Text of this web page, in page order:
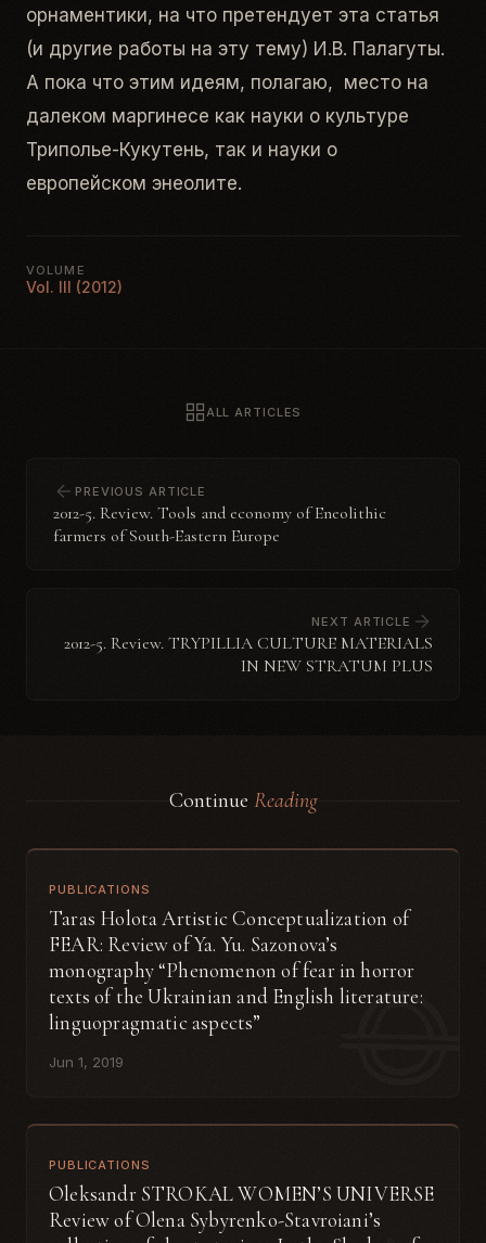
орнаментики, на что претендует эта статья
(и другие работы на эту тему) И.В. Палагуты.
А пока что этим идеям, полагаю, место на
далеком маргинесе как науки о культуре
Триполье-Кукутень, так и науки о
европейском энеолите.
VOLUME
Vol. III (2012)
PREVIOUS ARTICLE
2012-5. Review. Tools and economy of Eneolithic
farmers of South-Eastern Europe
ALL ARTICLES
NEXT ARTICLE
2012-5. Review. TRYPILLIA CULTURE MATERIALS
IN NEW STRATUM PLUS
Continue Reading
PUBLICATIONS
Taras Holota Artistic Conceptualization of
FEAR: Review of Ya. Yu. Sazonova’s
monography “Phenomenon of fear in horror
texts of the Ukrainian and English literature:
linguopragmatic aspects”
Jun 1, 2019
PUBLICATIONS
Oleksandr STROKAL WOMEN’S UNIVERSE
Review of Olena Sybyrenko-Stavroiani’s